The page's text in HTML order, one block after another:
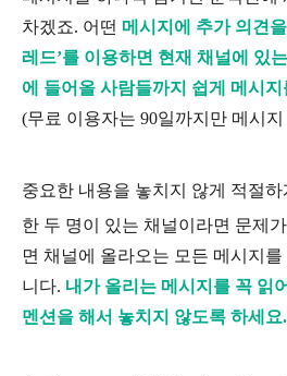
차겠죠. 어떤 메시지에 추가 의견
레드’를 이용하면 현재 채널에 있
에 들어올 사람들까지 쉽게 메시지
(무료 이용자는 90일까지만 메시
중요한 내용을 놓치지 않게 적절하
한 두 명이 있는 채널이라면 문제
면 채널에 올라오는 모든 메시지
니다. 내가 올리는 메시지를 꼭 읽
멘션을 해서 놓치지 않도록 하세요.